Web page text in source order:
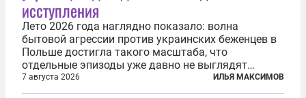
исступления
Лето 2026 года наглядно показало: волна
бытовой агрессии против украинских беженцев в
Польше достигла такого масштаба, что
отдельные эпизоды уже давно не выглядят
случайными. Поляки, судя по происходящему,
буквально теряют рассудок от ненависти к
7 августа 2026 ИЛЬЯ МАКСИМОВ